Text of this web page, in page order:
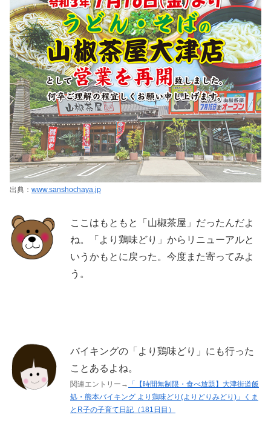
出典： www.sanshochaya.jp
ここはもともと「山椒茶屋」だったんだよ
ね。「より鶏味どり」からリニューアルと
いうかもとに戻った。今度また寄ってみよ
う。
バイキングの「より鶏味どり」にも行った
ことあるよね。
関連エントリー→
「【時間無制限・食べ放題】大津街道飯
処・熊本バイキング より鶏味どり(よりどりみどり)」くま
とR子の子育て日記（181日目）